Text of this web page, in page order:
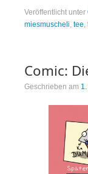
Veröffentlicht unter
miesmuscheli, tee,
Comic:
Geschrieben am